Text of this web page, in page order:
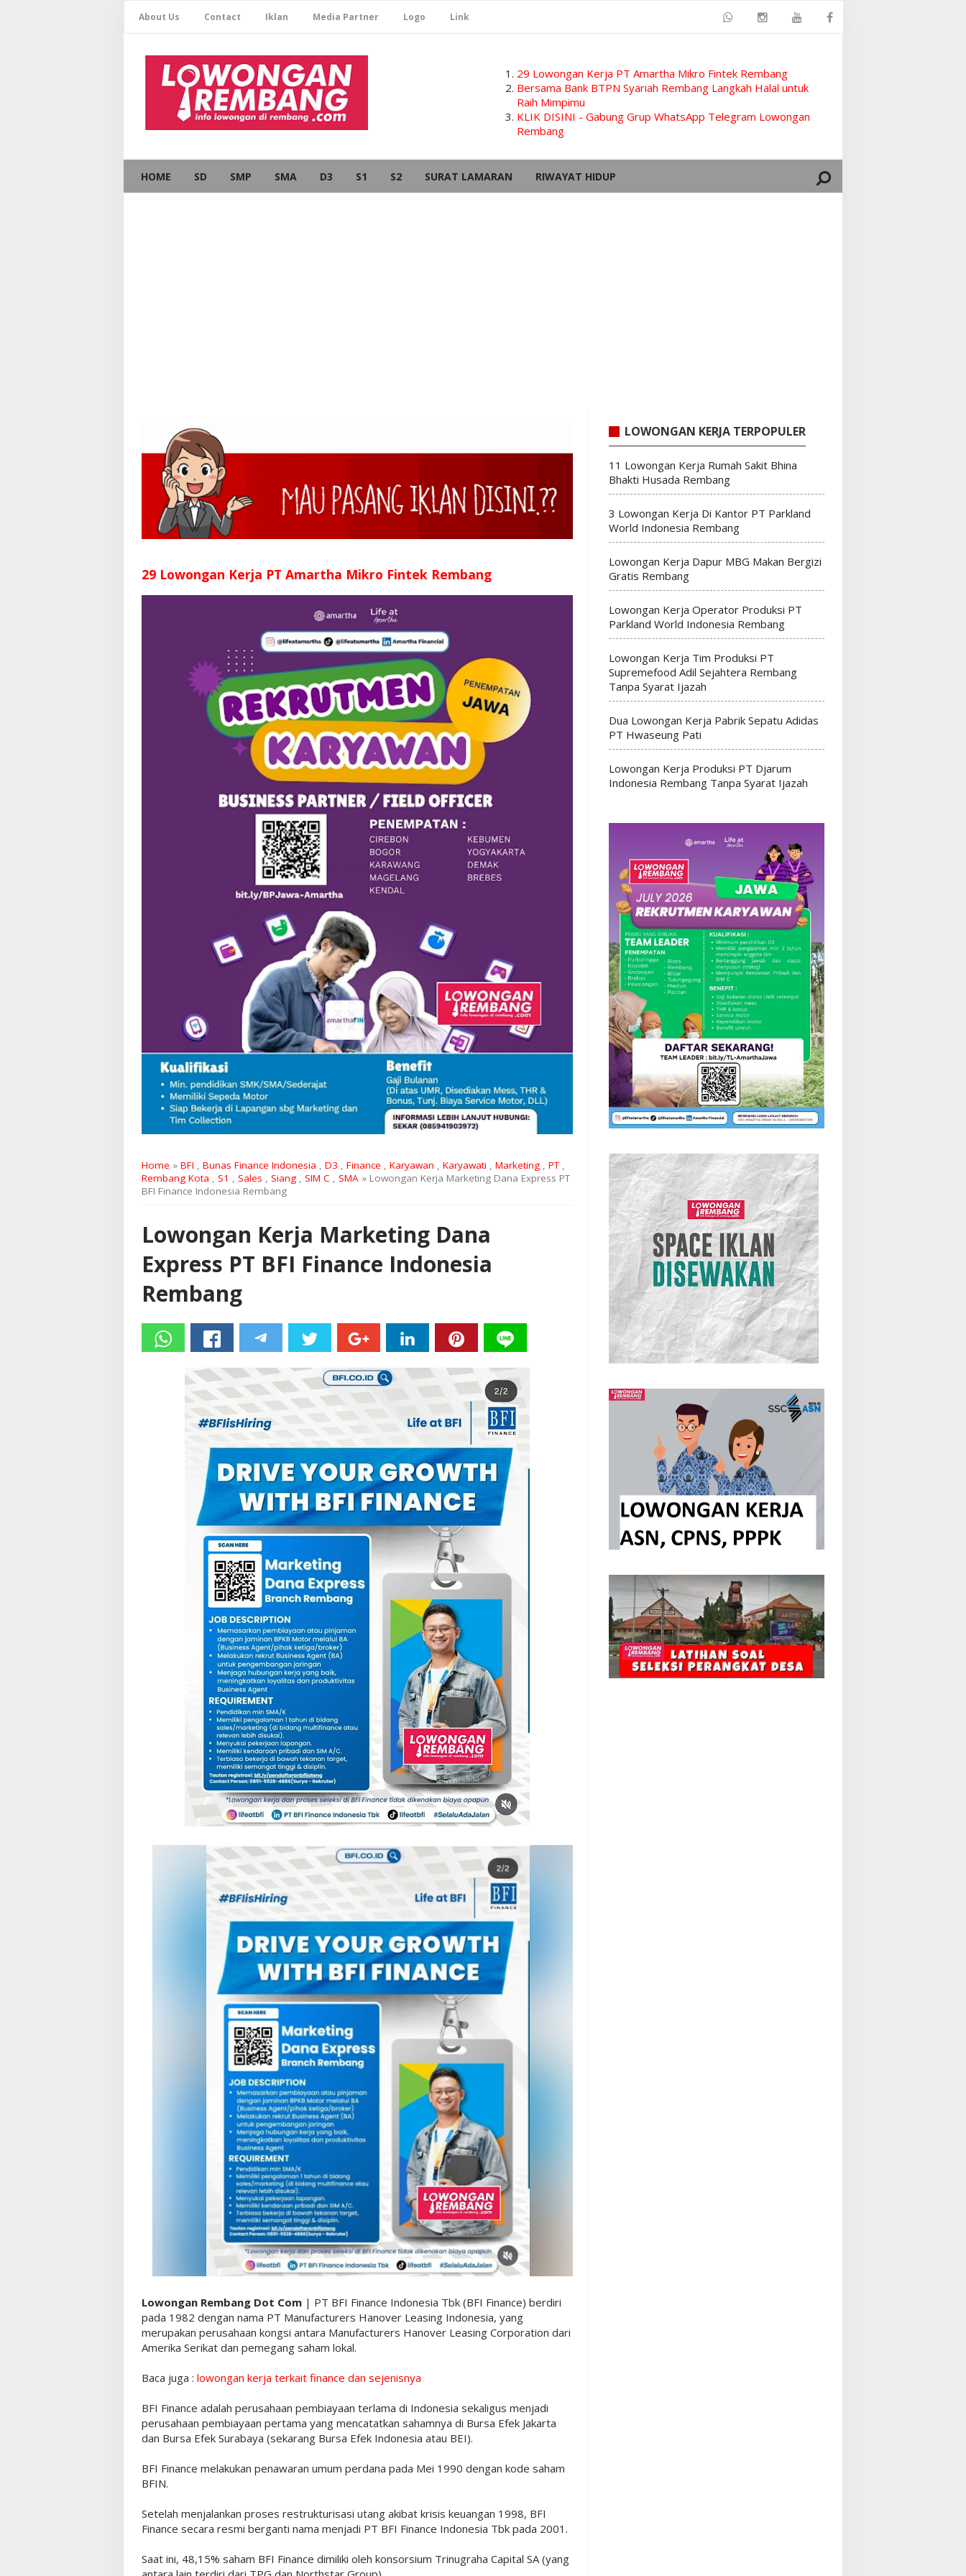
About Us Contact Iklan Media Partner Logo Link
29 Lowongan Kerja PT Amartha Mikro Fintek Rembang
Bersama Bank BTPN Syariah Rembang Langkah Halal untuk
Raih Mimpimu
KLIK DISINI - Gabung Grup WhatsApp Telegram Lowongan
Rembang
HOME SD SMP SMA D3 S1 S2 SURAT LAMARAN RIWAYAT HIDUP
29 Lowongan Kerja PT Amartha Mikro Fintek Rembang
Home » BFI , Bunas Finance Indonesia , D3 , Finance , Karyawan , Karyawati , Marketing , PT ,
Rembang Kota , S1 , Sales , Siang , SIM C , SMA » Lowongan Kerja Marketing Dana Express PT
BFI Finance Indonesia Rembang
Lowongan Kerja Marketing Dana
Express PT BFI Finance Indonesia
Rembang
Lowongan Rembang Dot Com | PT BFI Finance Indonesia Tbk (BFI Finance) berdiri
pada 1982 dengan nama PT Manufacturers Hanover Leasing Indonesia, yang
merupakan perusahaan kongsi antara Manufacturers Hanover Leasing Corporation dari
Amerika Serikat dan pemegang saham lokal.
Baca juga : lowongan kerja terkait finance dan sejenisnya
BFI Finance adalah perusahaan pembiayaan terlama di Indonesia sekaligus menjadi
perusahaan pembiayaan pertama yang mencatatkan sahamnya di Bursa Efek Jakarta
dan Bursa Efek Surabaya (sekarang Bursa Efek Indonesia atau BEI).
BFI Finance melakukan penawaran umum perdana pada Mei 1990 dengan kode saham
BFIN.
Setelah menjalankan proses restrukturisasi utang akibat krisis keuangan 1998, BFI
Finance secara resmi berganti nama menjadi PT BFI Finance Indonesia Tbk pada 2001.
Saat ini, 48,15% saham BFI Finance dimiliki oleh konsorsium Trinugraha Capital SA (yang
LOWONGAN KERJA TERPOPULER
11 Lowongan Kerja Rumah Sakit Bhina
Bhakti Husada Rembang
3 Lowongan Kerja Di Kantor PT Parkland
World Indonesia Rembang
Lowongan Kerja Dapur MBG Makan Bergizi
Gratis Rembang
Lowongan Kerja Operator Produksi PT
Parkland World Indonesia Rembang
Lowongan Kerja Tim Produksi PT
Supremefood Adil Sejahtera Rembang
Tanpa Syarat Ijazah
Dua Lowongan Kerja Pabrik Sepatu Adidas
PT Hwaseung Pati
Lowongan Kerja Produksi PT Djarum
Indonesia Rembang Tanpa Syarat Ijazah